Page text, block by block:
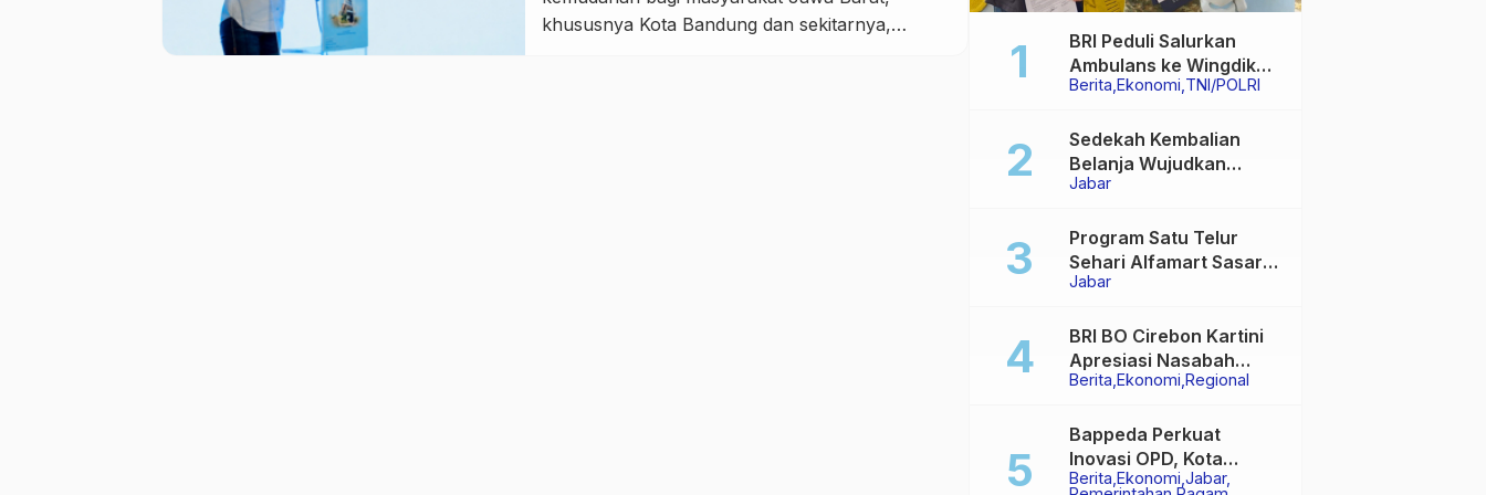
khususnya Kota Bandung dan sekitarnya,
Berita Ekonomi TNI/POLRI
BRI Peduli Salurkan
Ambulans ke Wingdik
300/Teknik Subang,
Kesehatan Masyarakat
Jabar
Sedekah Kembalian
Belanja Wujudkan
Jembatan Permanen di
Jabar
Program Satu Telur
Sehari Alfamart Sasar
2.700 Anak Terindikasi
Berita Ekonomi Regional
BRI BO Cirebon Kartini
Apresiasi Nasabah
Pensiunan dengan
Literasi Keuangan
hingga Multiguna Purna
Berita Ekonomi Jabar
Bappeda Perkuat
Inovasi OPD, Kota
Sukabumi Bidik Hasil